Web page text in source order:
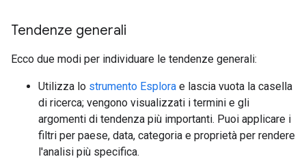
Tendenze generali
Ecco due modi per individuare le tendenze generali:
Utilizza lo strumento Esplora e lascia vuota la casella
di ricerca; vengono visualizzati i termini e gli
argomenti di tendenza più importanti. Puoi applicare i
filtri per paese, data, categoria e proprietà per rendere
l'analisi più specifica.